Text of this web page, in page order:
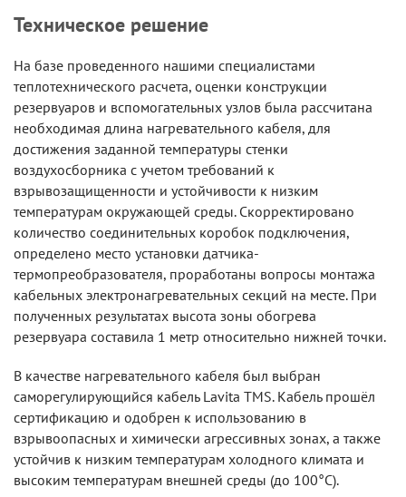
Техническое решение
На базе проведенного нашими специалистами
теплотехнического расчета, оценки конструкции
резервуаров и вспомогательных узлов была рассчитана
необходимая длина нагревательного кабеля, для
достижения заданной температуры стенки
воздухосборника с учетом требований к
взрывозащищенности и устойчивости к низким
температурам окружающей среды. Скорректировано
количество соединительных коробок подключения,
определено место установки датчика-
термопреобразователя, проработаны вопросы монтажа
кабельных электронагревательных секций на месте. При
полученных результатах высота зоны обогрева
резервуара составила 1 метр относительно нижней точки.
В качестве нагревательного кабеля был выбран
саморегулирующийся кабель Lavita TMS. Кабель прошёл
сертификацию и одобрен к использованию в
взрывоопасных и химически агрессивных зонах, а также
устойчив к низким температурам холодного климата и
высоким температурам внешней среды (до 100°C).